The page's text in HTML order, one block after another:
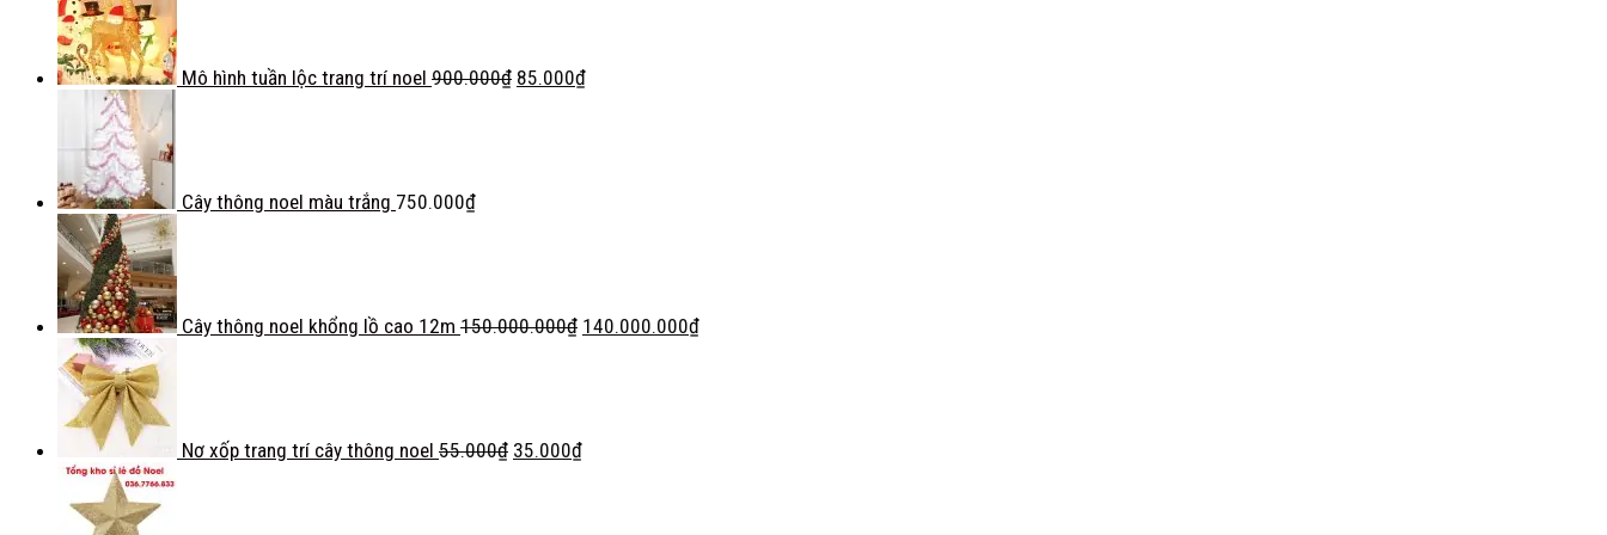
Mô hình tuần lộc trang trí noel 900.000₫ 85.000₫
Cây thông noel màu trắng 750.000₫
Cây thông noel khổng lồ cao 12m 150.000.000₫ 140.000.000₫
Nơ xốp trang trí cây thông noel 55.000₫ 35.000₫